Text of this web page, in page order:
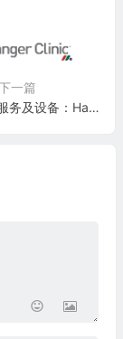
一篇
矫形和修复服务及设备：Hanger, Inc.(HNGR)